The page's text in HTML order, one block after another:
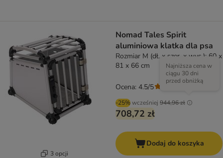
3 opcji
Nomad Tales Spirit
aluminiowa klatka dla psa
Rozmiar M (dł. x szer. x wys.): 60 x
81 x 66 cm
-25%wcześniej 944,96 zł
Najniższa cena w
ciągu 30 dni
przed obniżką
708,72 zł
Ocena: 4.5/5
Dodaj do koszyka